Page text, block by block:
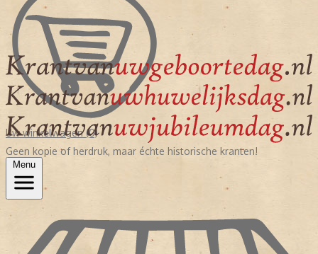
Uw winkelwagen (0)
Geen kopie of herdruk, maar échte historische kranten!
Menu